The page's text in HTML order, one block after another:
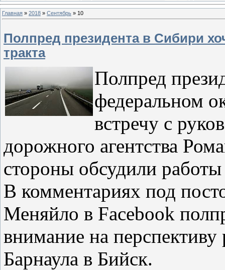
Главная » 2018 » Сентябрь » 10
Полпред президента в Сибири
тракта
Полпред
федеральном
встречу с
дорожного агентства
стороны обсудили
В комментариях под
Меняйло в Facebook
внимание на
Барнаула в Бийск.